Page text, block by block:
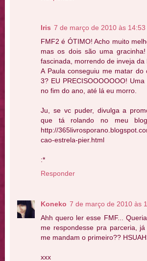
Iris 7 de março de 2010 às 14:53
FMF2 é ÓTIMO! Acho muito
mas os dois são uma
fascinada, morrendo de inveja da
A Paula conseguiu me matar do
3? EU PRECISOOOOOOO!
no fim do ano, até lá eu morro.
Ju, se vc puder, divulga a
que tá rolando no meu
http://
cao-estrela-pier.html
:*
Responder
Koneko 7 de março de 2010 às
Ahh quero ler esse FMF...
me respondesse pra parceria,
me mandam o primeiro??
xxx